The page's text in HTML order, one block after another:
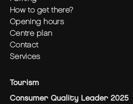
how to get there?
opening hours
centre plan
contact
services
Tourism
Consumer Quality Leader 2025